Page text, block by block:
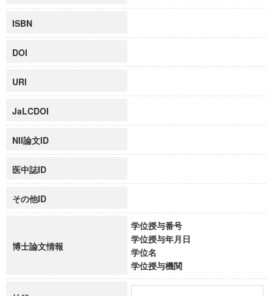
ISBN
DOI
URI
JaLCDOI
NII論文ID
医中誌ID
その他ID
博士論文情報
学位授与番号
学位授与年月日
学位名
学位授与機関